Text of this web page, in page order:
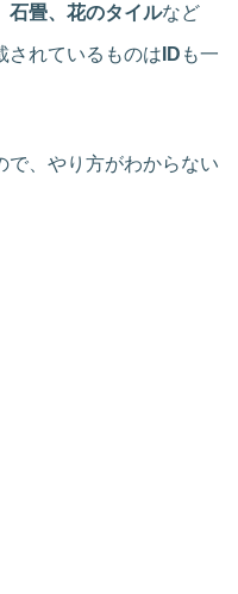
石畳、花のタイルなど
されているものは ID も一
で、やり方がわからない